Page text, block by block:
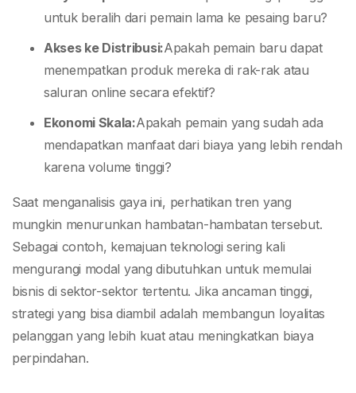
untuk beralih dari pemain lama ke pesaing baru?
Akses ke Distribusi:Apakah pemain baru dapat
menempatkan produk mereka di rak-rak atau
saluran online secara efektif?
Ekonomi Skala:Apakah pemain yang sudah ada
mendapatkan manfaat dari biaya yang lebih rendah
karena volume tinggi?
Saat menganalisis gaya ini, perhatikan tren yang
mungkin menurunkan hambatan-hambatan tersebut.
Sebagai contoh, kemajuan teknologi sering kali
mengurangi modal yang dibutuhkan untuk memulai
bisnis di sektor-sektor tertentu. Jika ancaman tinggi,
strategi yang bisa diambil adalah membangun loyalitas
pelanggan yang lebih kuat atau meningkatkan biaya
perpindahan.